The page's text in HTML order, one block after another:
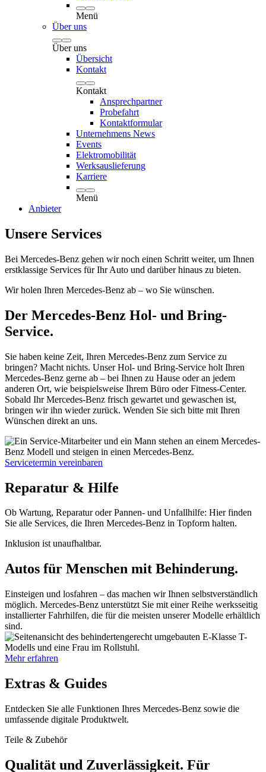
Menü
Über uns
Über uns
Übersicht
Kontakt
Kontakt
Ansprechpartner
Probefahrt
Kontaktformular
Unternehmens News
Events
Elektromobilität
Werksauslieferung
Karriere
Menü
Anbieter
Unsere Services
Bei Mercedes-Benz gehen wir noch einen Schritt weiter, um Ihnen
erstklassige Services für Ihr Auto und darüber hinaus zu bieten.
Wir holen Ihren Mercedes-Benz ab – wo Sie wünschen.
Der Mercedes-Benz Hol- und Bring-
Service.
Sie haben keine Zeit, Ihren Mercedes-Benz zum Service zu
bringen? Macht nichts. Unser Hol- und Bring-Service holt Ihren
Mercedes-Benz gerne ab – bei Ihnen zu Hause oder an jedem
anderen Ort, wie beispielsweise Ihrem Büro oder Fitness-Center.
Sobald Ihr Mercedes-Benz frisch gewartet und gewaschen ist,
bringen wir ihn wieder zurück. Wenden Sie sich bitte mit Ihren
Wünschen direkt an uns.
Servicetermin vereinbaren
Reparatur & Hilfe
Ob Wartung, Reparatur oder Pannen- und Unfallhilfe: Hier finden
Sie alle Services, die Ihren Mercedes-Benz in Topform halten.
Inklusion ist unaufhaltbar.
Autos für Menschen mit Behinderung.
Einsteigen und losfahren – das machen wir Ihnen selbstverständlich
möglich. Mercedes-Benz unterstützt Sie mit einer Reihe werksseitig
installierter Fahrhilfen, die für die meisten unserer Modelle erhältlich
sind.
Mehr erfahren
Extras & Guides
Entdecken Sie alle Funktionen Ihres Mercedes-Benz sowie die
umfassende digitale Produktwelt.
Teile & Zubehör
Qualität und Zuverlässigkeit. Für